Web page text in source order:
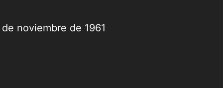
noviembre de 1961